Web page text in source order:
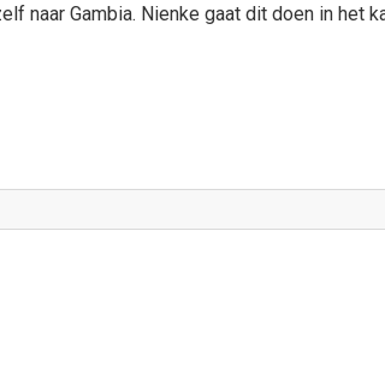
naar Gambia. Nienke gaat dit doen in het